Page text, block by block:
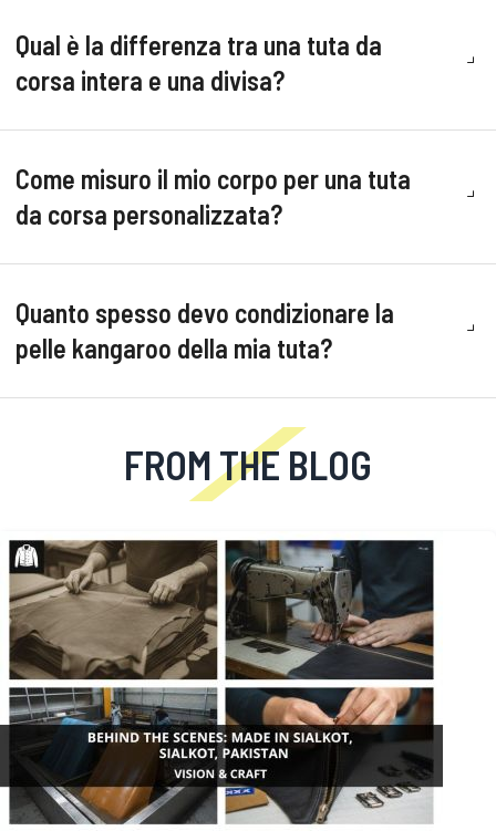
Qual è la differenza tra una tuta da
corsa intera e una divisa?
Come misuro il mio corpo per una tuta
da corsa personalizzata?
Quanto spesso devo condizionare la
pelle kangaroo della mia tuta?
FROM THE BLOG